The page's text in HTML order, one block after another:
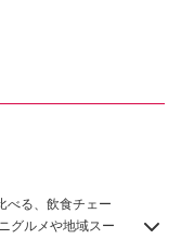
べる、飲食チェー
グルメや地域スー